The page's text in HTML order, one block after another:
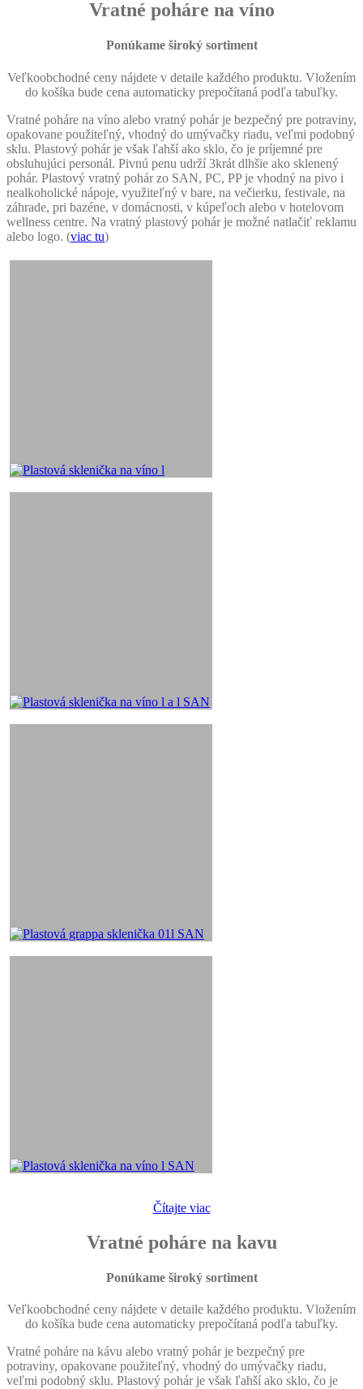
Vratné poháre na víno
Ponúkame široký sortiment
Veľkoobchodné ceny nájdete v detaile každého produktu. Vložením
do košíka bude cena automaticky prepočítaná podľa tabuľky.
Vratné poháre na víno alebo vratný pohár je bezpečný pre potraviny,
opakovane použiteľný, vhodný do umývačky riadu, veľmi podobný
sklu. Plastový pohár je však ľahší ako sklo, čo je príjemné pre
obsluhujúci personál. Pivnú penu udrží 3krát dlhšie ako sklenený
pohár. Plastový vratný pohár zo SAN, PC, PP je vhodný na pivo i
nealkoholické nápoje, využiteľný v bare, na večierku, festivale, na
záhrade, pri bazéne, v domácnosti, v kúpeľoch alebo v hotelovom
wellness centre. Na vratný plastový pohár je možné natlačiť reklamu
alebo logo. (viac tu)
Čítajte viac
Vratné poháre na kavu
Ponúkame široký sortiment
Veľkoobchodné ceny nájdete v detaile každého produktu. Vložením
do košíka bude cena automaticky prepočítaná podľa tabuľky.
Vratné poháre na kávu alebo vratný pohár je bezpečný pre
potraviny, opakovane použiteľný, vhodný do umývačky riadu,
veľmi podobný sklu. Plastový pohár je však ľahší ako sklo, čo je